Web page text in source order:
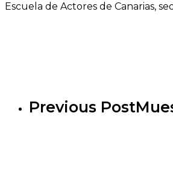
Escuela de Actores de Canarias,
Previous Post